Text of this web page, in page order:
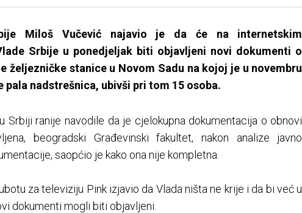
Miloš Vučević najavio je da će na internetskim
Srbije u ponedjeljak biti objavljeni novi dokumenti o
željezničke stanice u Novom Sadu na kojoj je u novembru
pala nadstrešnica, ubivši pri tom 15 osoba.
Srbiji ranije navodile da je cjelokupna dokumentacija o obnovi
beogradski Građevinski fakultet, nakon analize javno
saopćio je kako ona nije kompletna.
za televiziju Pink izjavio da Vlada ništa ne krije i da bi već u
dokumenti mogli biti objavljeni.